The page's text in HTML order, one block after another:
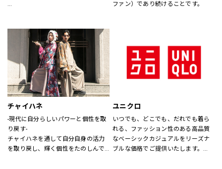
あなたの大切な人と、もっと笑顔に
なれる服を。
心地よさや好感を大切にした
“Good Feeling Wear”で
そんなつながりを、笑顔を、つくり
続けます。
ともに生きよう
ファン）であり続けることです。
チャイハネ
-現代に自分らしいパワーと個性を取
り戻す-
チャイハネを通して自分自身の活力
を取り戻し、輝く個性をたのしんで
ユニクロ
いつでも、どこでも、だれでも着ら
れる、ファッション性のある高品質
なベーシックカジュアルをリーズナ
ブルな価格でご提供いたします。